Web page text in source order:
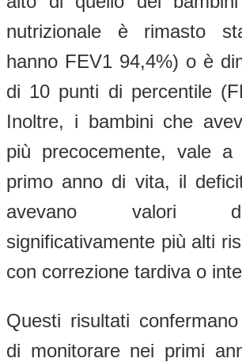
nutrizionale è rimasto
hanno FEV1 94,4%) o è
di 10 punti di percentile
Inoltre, i bambini che
più precocemente, vale
primo anno di vita, il
avevano valori
significativamente più alti
con correzione tardiva o
Questi risultati confermano
di monitorare nei primi